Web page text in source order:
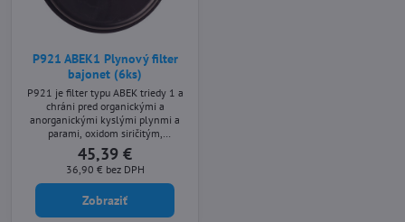
P921 ABEK1 Plynový filter
bajonet (6ks)
P921 je filter typu ABEK triedy 1 a
chráni pred organickými a
anorganickými kyslými plynmi a
parami, oxidom siričitým,
amoniakom a jeho derivátmi,
ktorých bod varu je vyšší ako 65 °C.
Špeciálny bajonetový systém
Portwest zaisťuje bezpečnejšie
spojenie medzi maskou a filtrom,
zatiaľ čo dvojité filtre poskytujú
45,39 €
36,90 € bez DPH
Zobraziť